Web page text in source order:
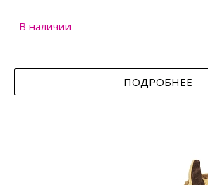
В наличии
ПОДРОБНЕЕ